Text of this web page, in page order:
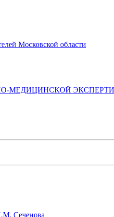
Московской области
МЕДИЦИНСКОЙ
Сеченова